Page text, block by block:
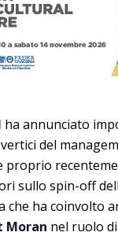
ha annunciato
del
proprio
sullo spin-off
che ha coinvolto
Moran nel ruolo